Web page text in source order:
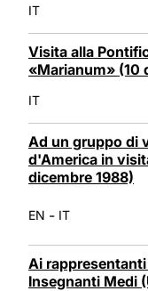
IT
Visita alla
«Marianum» (10
IT
Ad un gruppo di
d'America in
dicembre 1988)
EN - IT
Ai
Insegnanti Medi